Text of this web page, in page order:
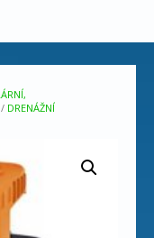
/ DRENÁŽNÍ